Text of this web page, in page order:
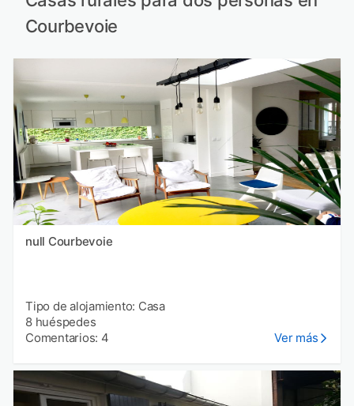
Courbevoie
null Courbevoie
Tipo de alojamiento: Casa
8 huéspedes
Comentarios: 4
Ver más